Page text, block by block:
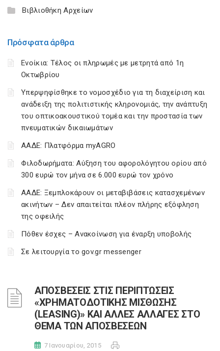
Βιβλιοθήκη Αρχείων
Πρόσφατα άρθρα
Ενοίκια: Τέλος οι πληρωμές με μετρητά από 1η
Οκτωβρίου
Υπερψηφίσθηκε το νομοσχέδιο για τη διαχείριση και
ανάδειξη της πολιτιστικής κληρονομιάς, την ανάπτυξη
του οπτικοακουστικού τομέα και την προστασία των
πνευματικών δικαιωμάτων
ΑΑΔΕ: Πλατφόρμα myAGRO
Φιλοδωρήματα: Αύξηση του αφορολόγητου ορίου από
300 ευρώ τον μήνα σε 6.000 ευρώ τον χρόνο
ΑΑΔΕ: Ξεμπλοκάρουν οι μεταβιβάσεις κατασχεμένων
ακινήτων – Δεν απαιτείται πλέον πλήρης εξόφληση
της οφειλής
Πόθεν έσχες – Ανακοίνωση για έναρξη υποβολής
Σε λειτουργία το gov.gr messenger
ΑΠΟΣΒΕΣΕΙΣ ΣΤΙΣ ΠΕΡΙΠΤΩΣΕΙΣ
«ΧΡΗΜΑΤΟΔΟΤΙΚΗΣ ΜΙΣΘΩΣΗΣ
(LEASING)» ΚΑΙ ΑΛΛΕΣ ΑΛΛΑΓΕΣ ΣΤΟ
ΘΕΜΑ ΤΩΝ ΑΠΟΣΒΕΣΕΩΝ
7 Ιανουαρίου, 2015